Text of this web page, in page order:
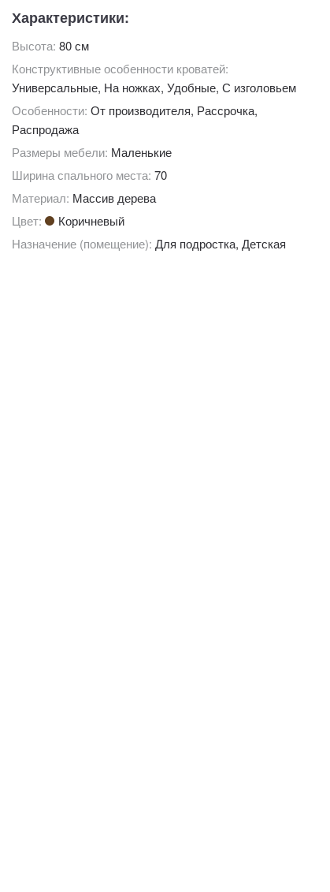
Характеристики:
Высота: 80 см
Конструктивные особенности кроватей:
Универсальные, На ножках, Удобные, С изголовьем
Особенности: От производителя, Рассрочка,
Распродажа
Размеры мебели: Маленькие
Ширина спального места: 70
Материал: Массив дерева
Цвет:
Коричневый
Назначение (помещение): Для подростка, Детская